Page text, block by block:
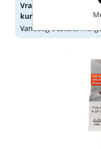
Vraag een
kunnen zien.
Vandaag besteld,